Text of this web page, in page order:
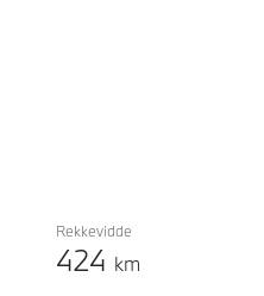
Rekkevidde
424 km